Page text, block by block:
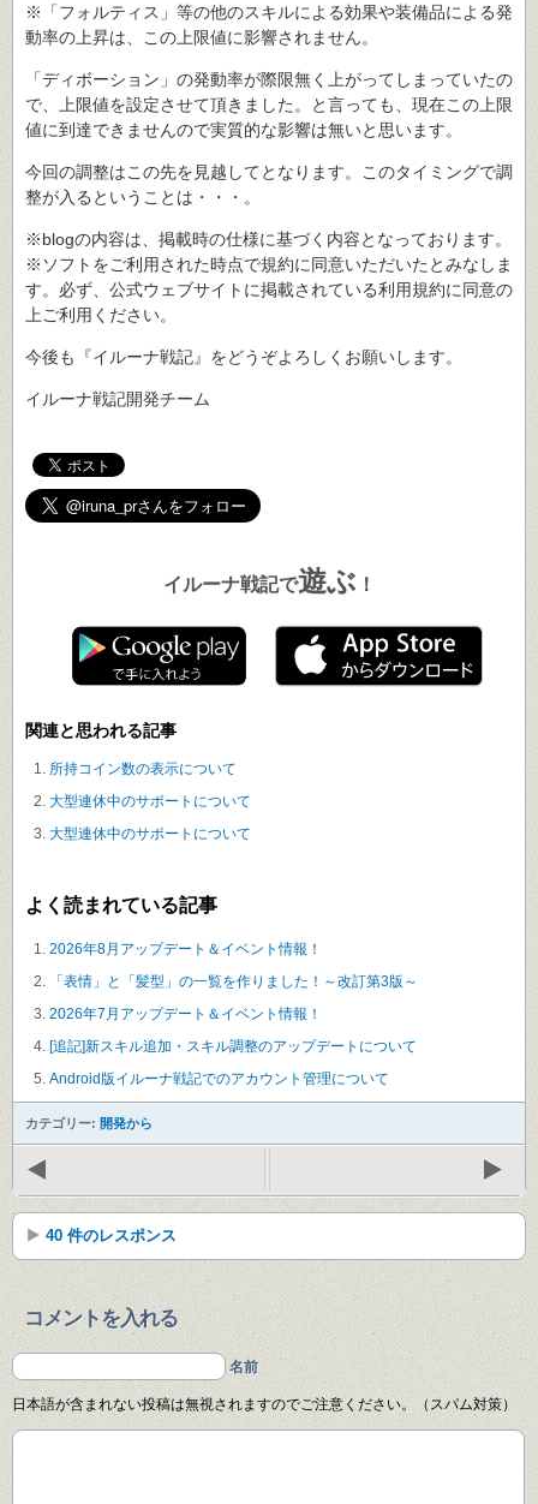
※「フォルティス」等の他のスキルによる効果や装備品による発
動率の上昇は、この上限値に影響されません。
「ディボーション」の発動率が際限無く上がってしまっていたの
で、上限値を設定させて頂きました。と言っても、現在この上限
値に到達できませんので実質的な影響は無いと思います。
今回の調整はこの先を見越してとなります。このタイミングで調
整が入るということは・・・。
※blogの内容は、掲載時の仕様に基づく内容となっております。
※ソフトをご利用された時点で規約に同意いただいたとみなしま
す。必ず、公式ウェブサイトに掲載されている利用規約に同意の
上ご利用ください。
今後も『イルーナ戦記』をどうぞよろしくお願いします。
イルーナ戦記開発チーム
イルーナ戦記で遊ぶ ！
関連と思われる記事
所持コイン数の表示について
大型連休中のサポートについて
大型連休中のサポートについて
よく読まれている記事
2026年8月アップデート＆イベント情報！
「表情」と「髪型」の一覧を作りました！～改訂第3版～
2026年7月アップデート＆イベント情報！
[追記]新スキル追加・スキル調整のアップデートについて
Android版イルーナ戦記でのアカウント管理について
カテゴリー: 開発から
40 件のレスポンス
コメントを入れる
名前
日本語が含まれない投稿は無視されますのでご注意ください。（スパム対策）